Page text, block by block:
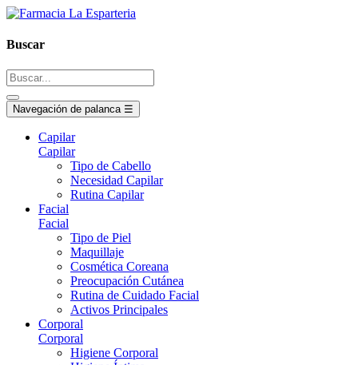
Buscar
Navegación de palanca ☰
Capilar
Capilar
Tipo de Cabello
Necesidad Capilar
Rutina Capilar
Facial
Facial
Tipo de Piel
Maquillaje
Cosmética Coreana
Preocupación Cutánea
Rutina de Cuidado Facial
Activos Principales
Corporal
Corporal
Higiene Corporal